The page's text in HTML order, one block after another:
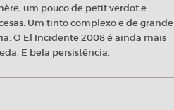
um pouco de petit verdot e
Um tinto complexo e de grande
O El Incidente 2008 é ainda mais
E bela persistência.